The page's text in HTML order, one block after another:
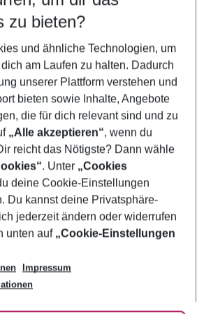
5-8 Nächte
Kinder
Filter anzeigen
ändern
zu bieten?
und ähnliche Technologien, um
am Laufen zu halten. Dadurch
unserer Plattform verstehen und
bieten sowie Inhalte, Angebote
die für dich relevant sind und zu
„Alle akzeptieren“, wenn du
reicht das Nötigste? Dann wähle
. Unter „Cookies
deine Cookie-Einstellungen
Du kannst deine Privatsphäre-
jederzeit ändern oder widerrufen
unten auf „Cookie-Einstellungen
Impressum